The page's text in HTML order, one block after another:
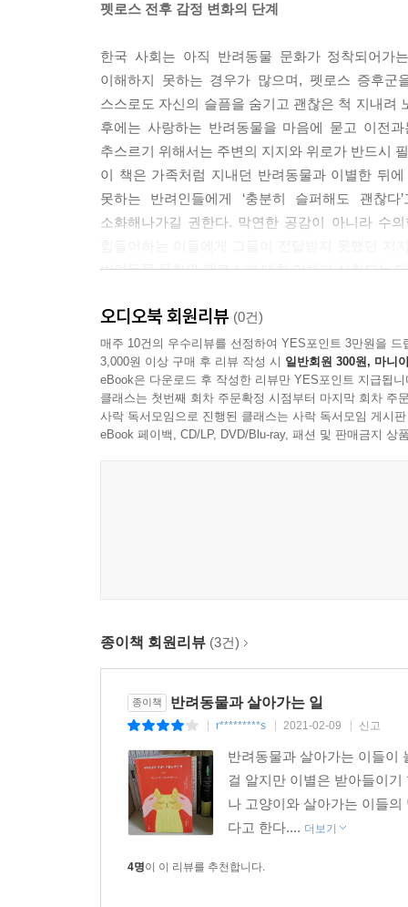
펫로스 전후 감정 변화의 단계
한국 사회는 아직 반려동물 문화가 정착되어가
이해하지 못하는 경우가 많으며, 펫로스 증후
스스로도 자신의 슬픔을 숨기고 괜찮은 척 지내려
후에는 사랑하는 반려동물을 마음에 묻고 이전
추스르기 위해서는 주변의 지지와 위로가 반드시
이 책은 가족처럼 지내던 반려동물과 이별한 뒤
못하는 반려인들에게 ‘충분히 슬퍼해도 괜찮
소화해나가길 권한다. 막연한 공감이 아니라 수
반려동물 문화와 펫로스에 대한 이해가 심화되는
조건 없는 사랑을 알려준 반려동물과
마지막까지 아름답고 소중한 시간을 보내기 위해
반려동물과 이별을 준비하는 방법을 알려주는 책
이 책은 노령 반려동물을 양육하면서 곧 다가올
사람들 모두에게 필요한 내용이 담겨있다. 수
쌓아가길 바란다.
오디오북 회원리뷰 (0건)
매주 10건의 우수리뷰를 선정하여 YES포인트 3만원을 드
3,000원 이상 구매 후 리뷰 작성 시 일반회원 300원, 마니
eBook은 다운로드 후 작성한 리뷰만 YES포인트 지급됩니
클래스는 첫번째 회차 주문확정 시점부터 마지막 회차 주
사락 독서모임으로 진행된 클래스는 사락 독서모임 게시
eBook 페이백, CD/LP, DVD/Blu-ray, 패션 및 판매금지 상
종이책 회원리뷰 (3건)
종이책 반려동물과 살아가는 일
r*********s 2021-02-09 신고
반려동물과 살아가는 이들이
걸 알지만 이별은 받아들이
나 고양이와 살아가는 이들
다고 한다.... 더보기
4명이 이 리뷰를 추천합니다.